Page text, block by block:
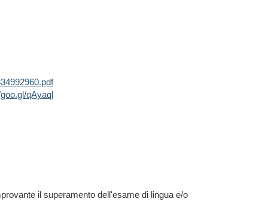
qAyaql
il superamento dell'esame di lingua e/o